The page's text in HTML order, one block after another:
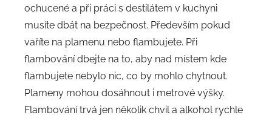
ochucené a při práci s destilátem v kuchyni
musíte dbát na bezpečnost. Především pokud
vaříte na plamenu nebo flambujete. Při
flambování dbejte na to, aby nad místem kde
flambujete nebylo nic, co by mohlo chytnout.
Plameny mohou dosáhnout i metrové výšky.
Flambování trvá jen několik chvil a alkohol rychle